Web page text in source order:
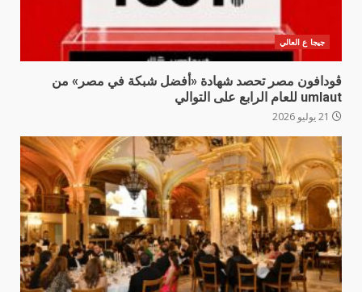
جيجا ع العالي
ڤودافون مصر تحصد شهادة «أفضل شبكة في مصر» من
umlaut للعام الرابع على التوالي